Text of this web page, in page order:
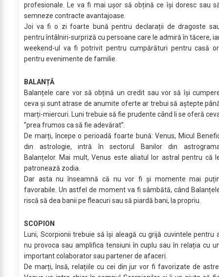
profesionale. Le va fi mai ușor să obțină ce își doresc sau
semneze contracte avantajoase.
Joi va fi o zi foarte bună pentru declarații de dragoste
pentru întâlniri-surpriză cu persoane care le admiră în tăcere,
weekend-ul va fi potrivit pentru cumpărături pentru casă
pentru evenimente de familie.
BALANȚĂ
Balanțele care vor să obțină un credit sau vor să își
ceva și sunt atrase de anumite oferte ar trebui să aștepte
marți-miercuri. Luni trebuie să fie prudente când li se oferă
”prea frumos ca să fie adevărat”.
De marți, începe o perioadă foarte bună: Venus, Micul
din astrologie, intră în sectorul Banilor din
Balanțelor. Mai mult, Venus este aliatul lor astral pentru că
patronează zodia.
Dar asta nu înseamnă că nu vor fi și momente mai
favorabile. Un astfel de moment va fi sâmbătă, când
riscă să dea banii pe fleacuri sau să piardă bani, la propriu.
SCOPION
Luni, Scorpionii trebuie să își aleagă cu grijă cuvintele pentru
nu provoca sau amplifica tensiuni în cuplu sau în relația cu
important colaborator sau partener de afaceri.
De marți, însă, relațiile cu cei din jur vor fi favorizate de